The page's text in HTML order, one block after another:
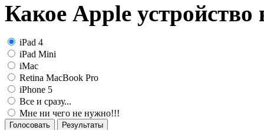
Какое Apple устройство
iPad 4
iPad Mini
iMac
Retina MacBook Pro
iPhone 5
Все и сразу...
Мне ни чего не нужно!!!
Голосовать Результаты